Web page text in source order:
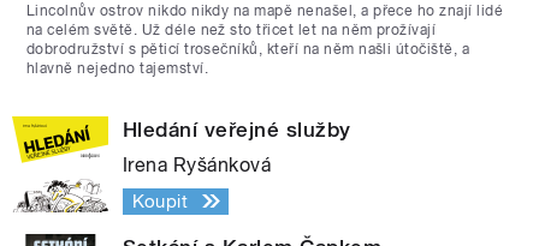
Lincolnův ostrov nikdo nikdy na mapě nenašel, a přece ho znají lidé
na celém světě. Už déle než sto třicet let na něm prožívají
dobrodružství s pěticí trosečníků, kteří na něm našli útočiště, a
hlavně nejedno tajemství.
Hledání veřejné služby
Irena Ryšánková
Koupit